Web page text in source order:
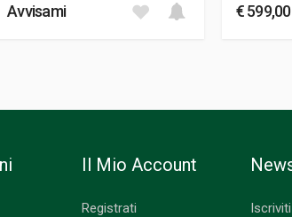
Avvisami € 599,00
Il Mio Account
Registrati